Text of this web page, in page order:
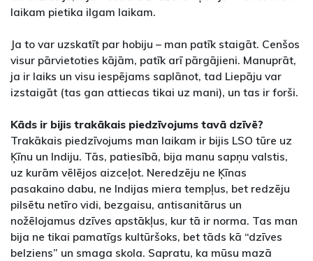
laikam pietika ilgam laikam.
Ja to var uzskatīt par hobiju – man patīk staigāt. Cenšos
visur pārvietoties kājām, patīk arī pārgājieni. Manuprāt,
ja ir laiks un visu iespējams saplānot, tad Liepāju var
izstaigāt (tas gan attiecas tikai uz mani), un tas ir forši.
Kāds ir bijis trakākais piedzīvojums tavā dzīvē?
Trakākais piedzīvojums man laikam ir bijis LSO tūre uz
Ķīnu un Indiju. Tās, patiesībā, bija manu sapņu valstis,
uz kurām vēlējos aizceļot. Neredzēju ne Ķīnas
pasakaino dabu, ne Indijas miera tempļus, bet redzēju
pilsētu netīro vidi, bezgaisu, antisanitārus un
nožēlojamus dzīves apstākļus, kur tā ir norma. Tas man
bija ne tikai pamatīgs kultūršoks, bet tāds kā “dzīves
belziens” un smaga skola. Sapratu, ka mūsu mazā